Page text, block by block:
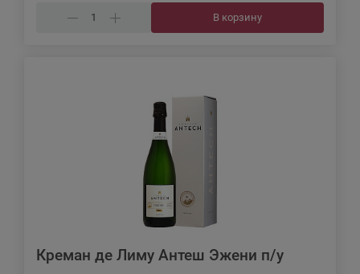
В корзину
Креман де Лиму Антеш Эжени п/у